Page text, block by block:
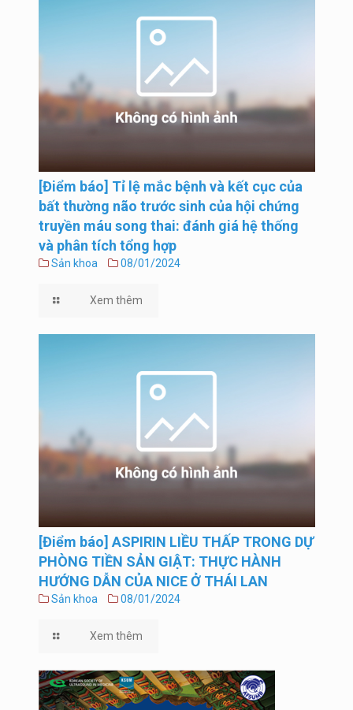
[Điểm báo] Tỉ lệ mắc bệnh và kết cục của
bất thường não trước sinh của hội chứng
truyền máu song thai: đánh giá hệ thống
và phân tích tổng hợp
Sản khoa 08/01/2024
Xem thêm
[Điểm báo] ASPIRIN LIỀU THẤP TRONG DỰ
PHÒNG TIỀN SẢN GIẬT: THỰC HÀNH
HƯỚNG DẪN CỦA NICE Ở THÁI LAN
Sản khoa 08/01/2024
Xem thêm